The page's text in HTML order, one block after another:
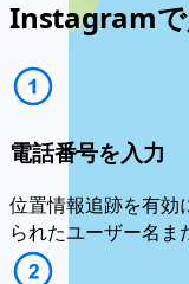
Instagramで
電話番号を入力
位置情報追跡を有効
られたユーザー名ま